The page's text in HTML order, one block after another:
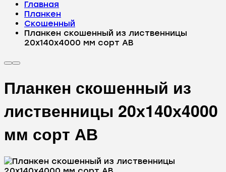
Главная
Планкен
Скошенный
Планкен скошенный из лиственницы
20х140х4000 мм сорт АВ
Планкен скошенный из
лиственницы 20х140х4000
мм сорт АВ